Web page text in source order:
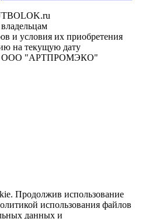
и условия их приобретения
на текущую дату
ООО "АРТПРОМЭКО"
Продолжив использование
использования файлов
данных и